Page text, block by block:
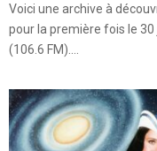
Voici une archive à
pour la première fois le 30
(106.6 FM)....